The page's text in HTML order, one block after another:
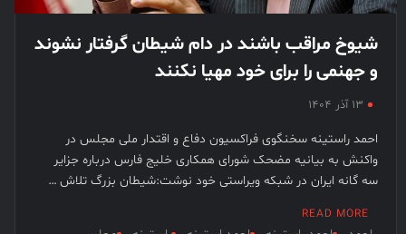
شیوخ مراقب باشند در دام شیطان گرفتار نشوند
و جهنمی را برای خود مهیا نکنند
۱۳ آذر ۱۴۰۴
احمد راستینه سخنگوی فراکسیون دفاع و اقتدار ملی مجلس در
واکنش به بیانیه مضحک شورای همکاری خلیج فارس درباره جزایر
سه گانه ایران در شبکه ویراستی خود نوشت:شیطان بزرگ تلاش …
READ MORE